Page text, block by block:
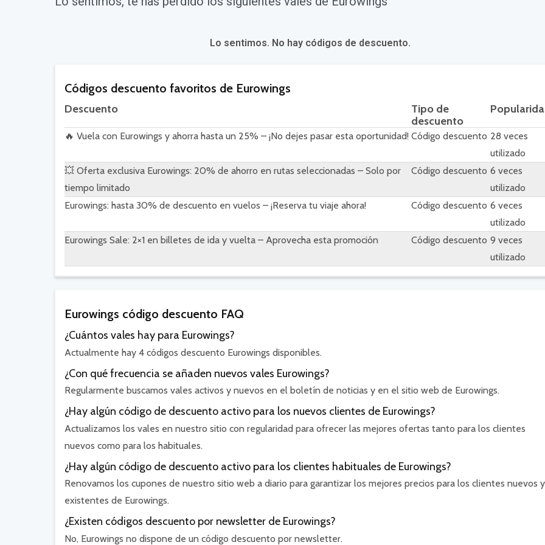
Lo sentimos. No hay códigos de descuento.
Códigos descuento favoritos de Eurowings
Descuento
Tipo de
descuento
🔥 Vuela con Eurowings y ahorra hasta un 25% – ¡No dejes pasar esta oportunidad! Código descuento 28 veces
utilizado
💥 Oferta exclusiva Eurowings: 20% de ahorro en rutas seleccionadas – Solo por
tiempo limitado
Código descuento 6 veces
utilizado
Eurowings: hasta 30% de descuento en vuelos – ¡Reserva tu viaje ahora!
Código descuento 6 veces
utilizado
Eurowings Sale: 2×1 en billetes de ida y vuelta – Aprovecha esta promoción
Código descuento 9 veces
utilizado
Eurowings código descuento FAQ
¿Cuántos vales hay para Eurowings?
Actualmente hay 4 códigos descuento Eurowings disponibles.
¿Con qué frecuencia se añaden nuevos vales Eurowings?
Regularmente buscamos vales activos y nuevos en el boletín de noticias y en el sitio web de Eurowings.
¿Hay algún código de descuento activo para los nuevos clientes de Eurowings?
Actualizamos los vales en nuestro sitio con regularidad para ofrecer las mejores ofertas tanto para los clientes
nuevos como para los habituales.
¿Hay algún código de descuento activo para los clientes habituales de Eurowings?
Renovamos los cupones de nuestro sitio web a diario para garantizar los mejores precios para los clientes nuevos y
existentes de Eurowings.
¿Existen códigos descuento por newsletter de Eurowings?
No, Eurowings no dispone de un código descuento por newsletter.